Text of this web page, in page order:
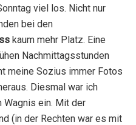
viel los. Nicht nur
bei den
kaum mehr Platz. Eine
Nachmittagsstunden
meine Sozius immer Fotos
Diesmal war ich
Wagnis ein. Mit der
(in der Rechten war es mit